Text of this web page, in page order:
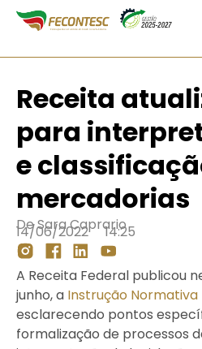
Receita
para
e
mercadorias
DeSara Caprario
14/06/2022 14:25
A Receita Federal publicou
junho, a Instrução Normativa
esclarecendo pontos
formalização de processos